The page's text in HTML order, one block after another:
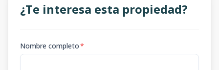
¿Te interesa esta propiedad?
Nombre completo*